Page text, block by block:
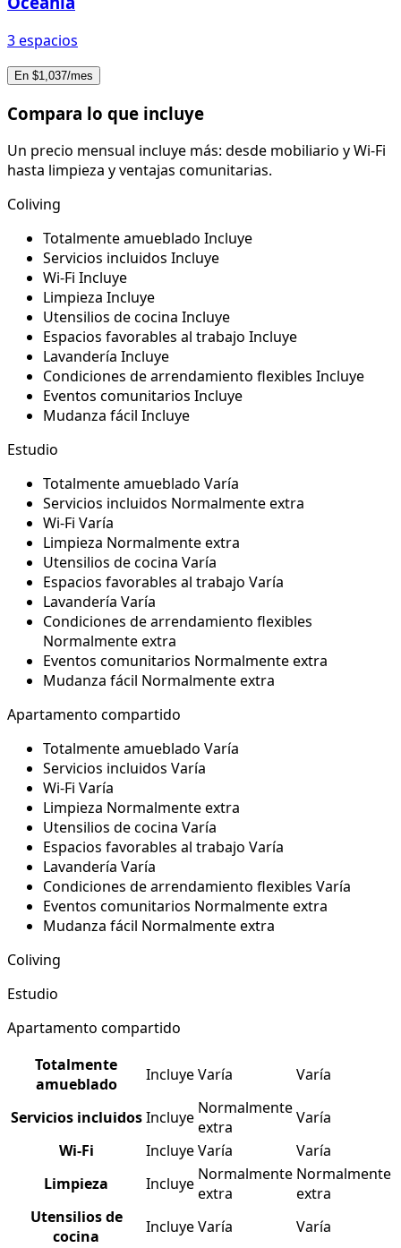
3 espacios
En $1,037/mes
Compara lo que incluye
Un precio mensual incluye más: desde mobiliario y Wi-Fi
hasta limpieza y ventajas comunitarias.
Coliving
Totalmente amueblado Incluye
Servicios incluidos Incluye
Wi-Fi Incluye
Limpieza Incluye
Utensilios de cocina Incluye
Espacios favorables al trabajo Incluye
Lavandería Incluye
Condiciones de arrendamiento flexibles Incluye
Eventos comunitarios Incluye
Mudanza fácil Incluye
Estudio
Totalmente amueblado Varía
Servicios incluidos Normalmente extra
Wi-Fi Varía
Limpieza Normalmente extra
Utensilios de cocina Varía
Espacios favorables al trabajo Varía
Lavandería Varía
Condiciones de arrendamiento flexibles
Normalmente extra
Eventos comunitarios Normalmente extra
Mudanza fácil Normalmente extra
Apartamento compartido
Totalmente amueblado Varía
Servicios incluidos Varía
Wi-Fi Varía
Limpieza Normalmente extra
Utensilios de cocina Varía
Espacios favorables al trabajo Varía
Lavandería Varía
Condiciones de arrendamiento flexibles Varía
Eventos comunitarios Normalmente extra
Mudanza fácil Normalmente extra
Coliving
Estudio
Apartamento compartido
Totalmente
amueblado
IncluyeVaría Varía
Servicios incluidos Incluye Normalmente
extra
Varía
Wi-Fi
IncluyeVaría
Varía
Limpieza
Incluye Normalmente
extra
Normalmente
extra
Utensilios de
cocina
IncluyeVaría
Varía